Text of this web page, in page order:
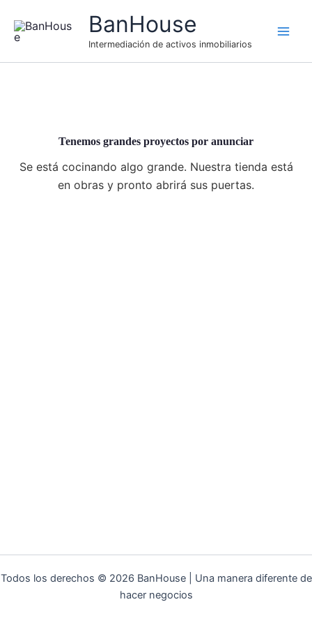
contenido
BanHouse
Intermediación de activos inmobiliarios
Tenemos grandes proyectos por anunciar
Se está cocinando algo grande. Nuestra tienda está
en obras y pronto abrirá sus puertas.
Todos los derechos © 2026 BanHouse | Una manera diferente de
hacer negocios